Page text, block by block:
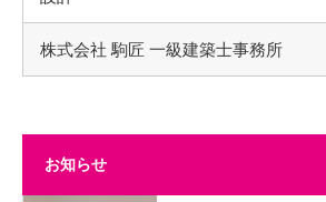
株式会社 駒匠 一級建築士事務所
お知らせ